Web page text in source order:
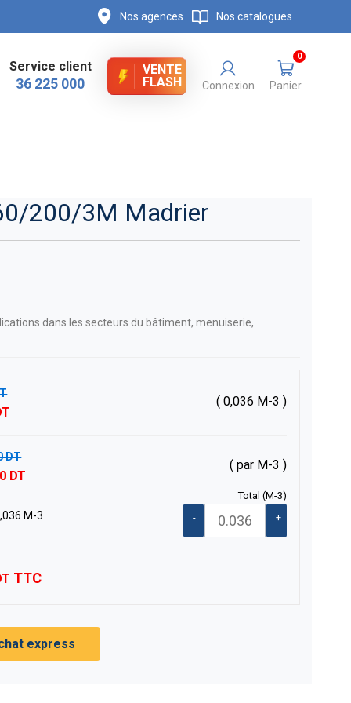
Nos agences Nos catalogues
Service client
36 225 000
VENTE
FLASH
Connexion Panier
0
200/3M Madrier
dans les secteurs du bâtiment, menuiserie,
( 0,036 M-3 )
DT
DT
( par M-3 )
M-3
Total(M-3)
-
+
TTC
express